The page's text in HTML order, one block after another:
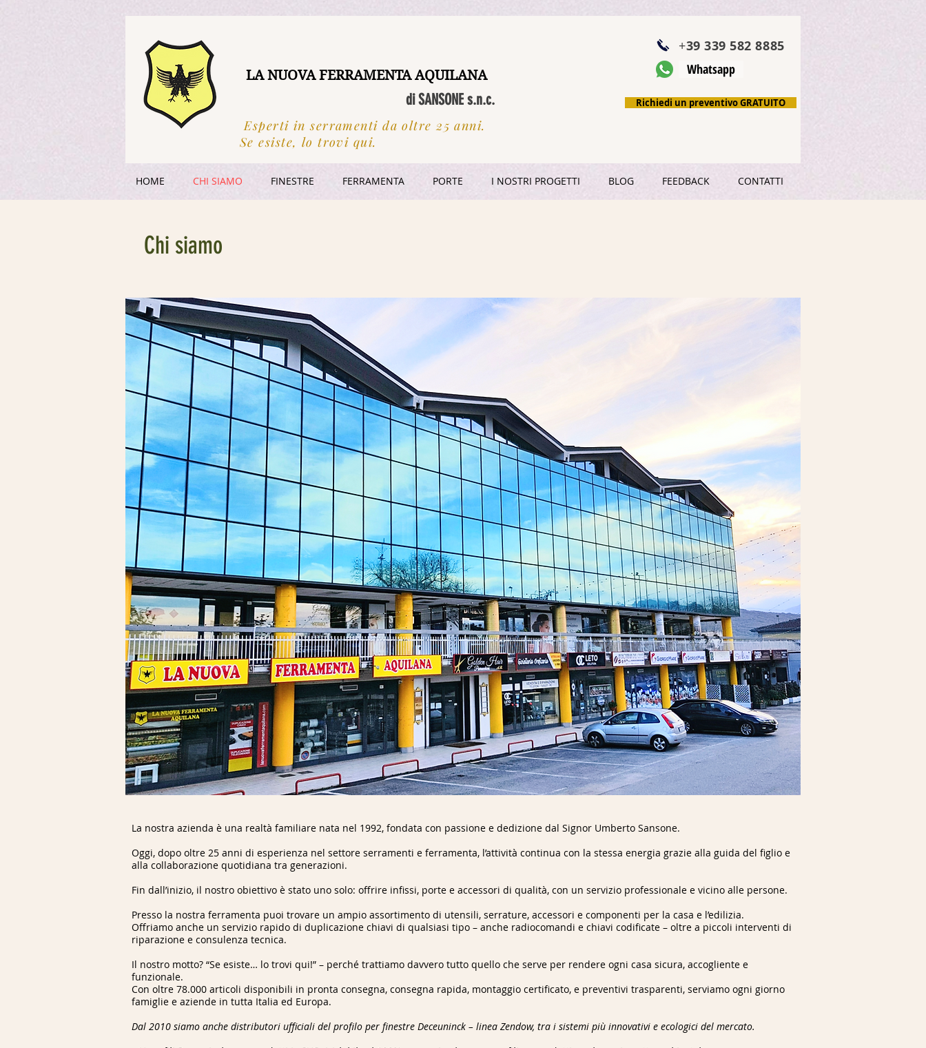
LA NUOVA FERRAMENTA AQUILANA
di SANSONE s.n.c.
Esperti in serramenti da oltre 25 anni.
Se esiste, lo trovi qui.
+39 339 582 8885
Whatsapp
Richiedi un preventivo GRATUITO
HOME CHI SIAMO FINESTRE FERRAMENTA PORTE I NOSTRI PROGETTI BLOG FEEDBACK CONTATTI
Chi siamo
La nostra azienda è una realtà familiare nata nel 1992, fondata con passione e dedizione dal Signor Umberto Sansone.
Oggi, dopo oltre 25 anni di esperienza nel settore serramenti e ferramenta, l’attività continua con la stessa energia grazie alla guida del figlio e
alla collaborazione quotidiana tra generazioni.
Fin dall’inizio, il nostro obiettivo è stato uno solo: offrire infissi, porte e accessori di qualità, con un servizio professionale e vicino alle persone.
Presso la nostra ferramenta puoi trovare un ampio assortimento di utensili, serrature, accessori e componenti per la casa e l’edilizia.
Offriamo anche un servizio rapido di duplicazione chiavi di qualsiasi tipo – anche radiocomandi e chiavi codificate – oltre a piccoli interventi di
riparazione e consulenza tecnica.
Il nostro motto? “Se esiste… lo trovi qui!” – perché trattiamo davvero tutto quello che serve per rendere ogni casa sicura, accogliente e
funzionale.
Con oltre 78.000 articoli disponibili in pronta consegna, consegna rapida, montaggio certificato, e preventivi trasparenti, serviamo ogni giorno
famiglie e aziende in tutta Italia ed Europa.
Dal 2010 siamo anche distributori ufficiali del profilo per finestre Deceuninck – linea Zendow, tra i sistemi più innovativi e ecologici del mercato.